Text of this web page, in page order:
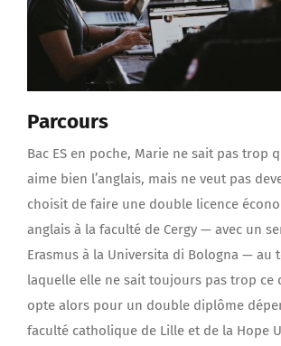
Parcours
Bac ES en poche, Marie ne sait pas trop
aime bien l’anglais, mais ne veut pas
choisit de faire une double licence
anglais à la faculté de Cergy — avec un
Erasmus à la Universita di Bologna — au
laquelle elle ne sait toujours pas trop ce
opte alors pour un double diplôme
faculté catholique de Lille et de la Hope